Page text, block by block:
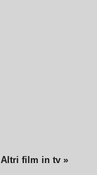
Altri film in tv »